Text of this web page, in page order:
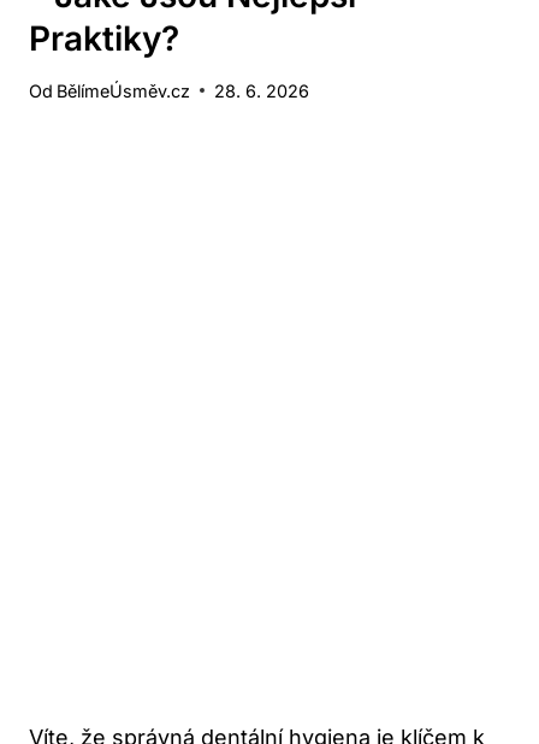
Praktiky?
Od BělímeÚsměv.cz 28. 6. 2026
Víte, že správná dentální hygiena je klíčem k